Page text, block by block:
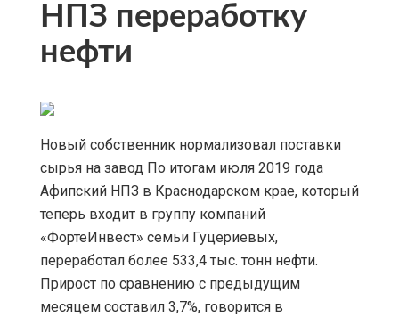
НПЗ переработку
нефти
Новый собственник нормализовал поставки
сырья на завод По итогам июля 2019 года
Афипский НПЗ в Краснодарском крае, который
теперь входит в группу компаний
«ФортеИнвест» семьи Гуцериевых,
переработал более 533,4 тыс. тонн нефти.
Прирост по сравнению с предыдущим
месяцем составил 3,7%, говорится в